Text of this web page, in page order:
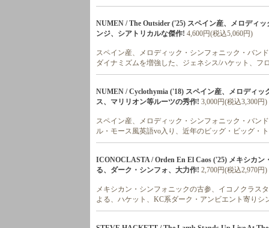
NUMEN / The Outsider ('25) スペイン産、メロディ
ンジ、シアトリカルな傑作! 4,600円(税込5,060円)
スペイン産、メロディック・シンフォニック・バン
ダイナミズムを増強した、ジェネシス/ハケット、フ
NUMEN / Cyclothymia ('18) スペイン産、メロディ
ス、マリリオン等ルーツの秀作! 3,000円(税込3,300円)
スペイン産、メロディック・シンフォニック・バン
ル・モース風英語vo入り、近年のビッグ・ビッグ・
ICONOCLASTA / Orden En El Caos ('25) メキシカ
る、ダーク・シンフォ、大力作! 2,700円(税込2,970円)
メキシカン・シンフォニックの古参、イコノクラス
よる、ハケット、KC系ダーク・アンビエント寄りシ